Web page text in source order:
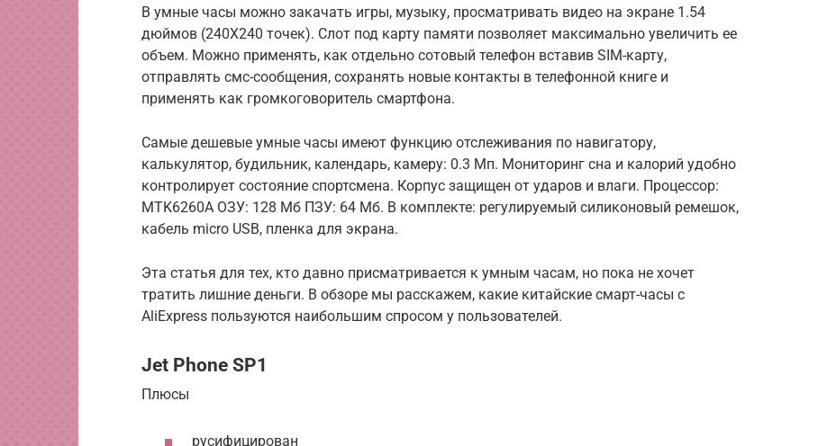
В умные часы можно закачать игры, музыку, просматривать видео на экране 1.54
дюймов (240Х240 точек). Слот под карту памяти позволяет максимально увеличить ее
объем. Можно применять, как отдельно сотовый телефон вставив SIM-карту,
отправлять смс-сообщения, сохранять новые контакты в телефонной книге и
применять как громкоговоритель смартфона.
Самые дешевые умные часы имеют функцию отслеживания по навигатору,
калькулятор, будильник, календарь, камеру: 0.3 Мп. Мониторинг сна и калорий удобно
контролирует состояние спортсмена. Корпус защищен от ударов и влаги. Процессор:
MTK6260A ОЗУ: 128 Мб ПЗУ: 64 Мб. В комплекте: регулируемый силиконовый ремешок,
кабель micro USB, пленка для экрана.
Эта статья для тех, кто давно присматривается к умным часам, но пока не хочет
тратить лишние деньги. В обзоре мы расскажем, какие китайские смарт-часы с
AliExpress пользуются наибольшим спросом у пользователей.
Jet Phone SP1
Плюсы
русифицирован